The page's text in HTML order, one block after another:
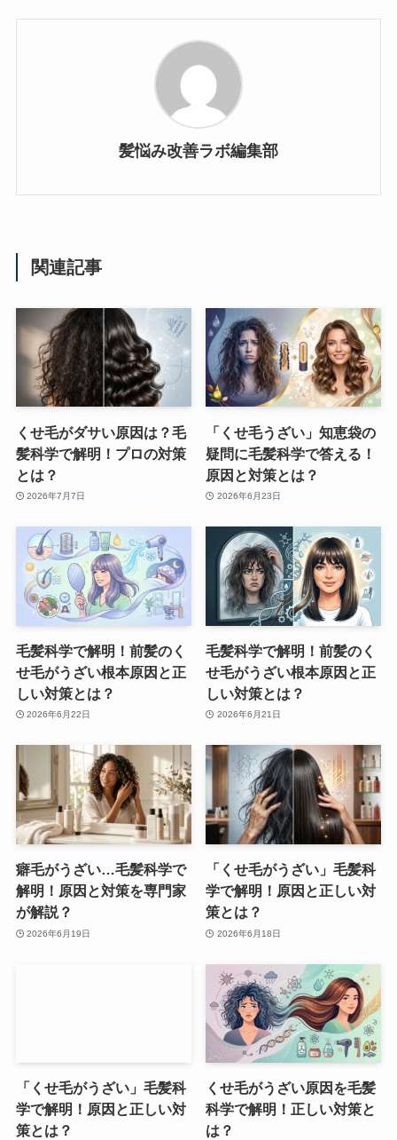
髪悩み改善ラボ編集部
関連記事
くせ毛がダサい原因は？毛
髪科学で解明！プロの対策
とは？
2026年7月7日
「くせ毛うざい」知恵袋の
疑問に毛髪科学で答える！
原因と対策とは？
2026年6月23日
毛髪科学で解明！前髪のく
せ毛がうざい根本原因と正
しい対策とは？
2026年6月22日
毛髪科学で解明！前髪のく
せ毛がうざい根本原因と正
しい対策とは？
2026年6月21日
癖毛がうざい…毛髪科学で
解明！原因と対策を専門家
が解説？
2026年6月19日
「くせ毛がうざい」毛髪科
学で解明！原因と正しい対
策とは？
2026年6月18日
「くせ毛がうざい」毛髪科
学で解明！原因と正しい対
策とは？
くせ毛がうざい原因を毛髪
科学で解明！正しい対策と
は？